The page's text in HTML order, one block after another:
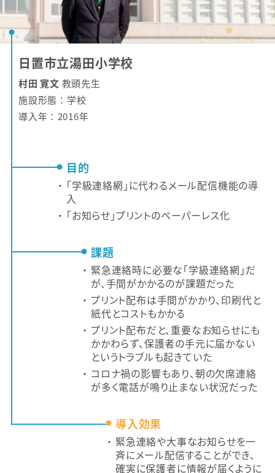
日置市立湯田小学校
村田 寛文 教頭先生
施設形態 ： 学校
導入年 ： 2016年
目的
「学級連絡網」に代わるメール配信機能の導
入
「お知らせ」プリントのペーパーレス化
課題
緊急連絡時に必要な「学級連絡網」だ
が、手間がかかるのが課題だった
プリント配布は手間がかかり、印刷代と
紙代とコストもかかる
プリント配布だと、重要なお知らせにも
かかわらず、保護者の手元に届かない
というトラブルも起きていた
コロナ禍の影響もあり、朝の欠席連絡
が多く電話が鳴り止まない状況だった
導入効果
緊急連絡や大事なお知らせを一
斉にメール配信することができ、
確実に保護者に情報が届くように